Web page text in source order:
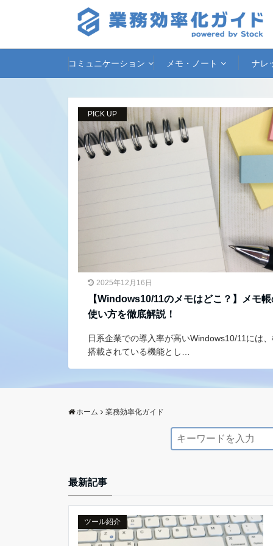
コミュニケーション メモ・ノート ナレ
PICK UP
2025年12月16日
【Windows10/11のメモはどこ？】メモ
使い方を徹底解説！
日系企業での導入率が高いWindows10/11には
搭載されている機能とし…
ホーム 業務効率化ガイド
最新記事
ツール紹介